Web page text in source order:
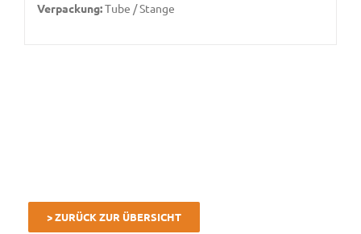
Verpackung:Tube / Stange
> ZURÜCK ZUR ÜBERSICHT